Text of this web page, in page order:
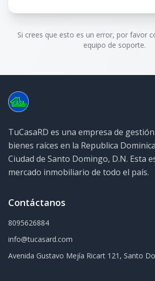
Si crees que esto es un error, por favor
equipo de soporte.
TuCasaRD es una empresa de
bienes raíces en la Republica
Ciudad de Santo Domingo, D.N. Esta
mercado inmobiliario de todo el país.
Contáctanos
8095626884
info@tucasard.com
Avenida Gustavo Mejía Ricart 121, Santo